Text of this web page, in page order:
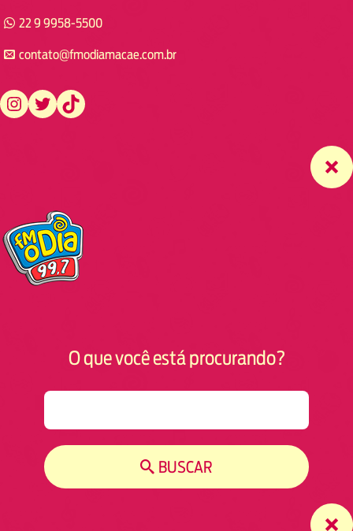
22 9 9958-5500
contato@fmodiamacae.com.br
https://www.instagram.com/fmodia.macae/ https://twitter.com/fmodia.macae/ https://www.tiktok.com/@fmodia.macae
O que você está procurando?
BUSCAR